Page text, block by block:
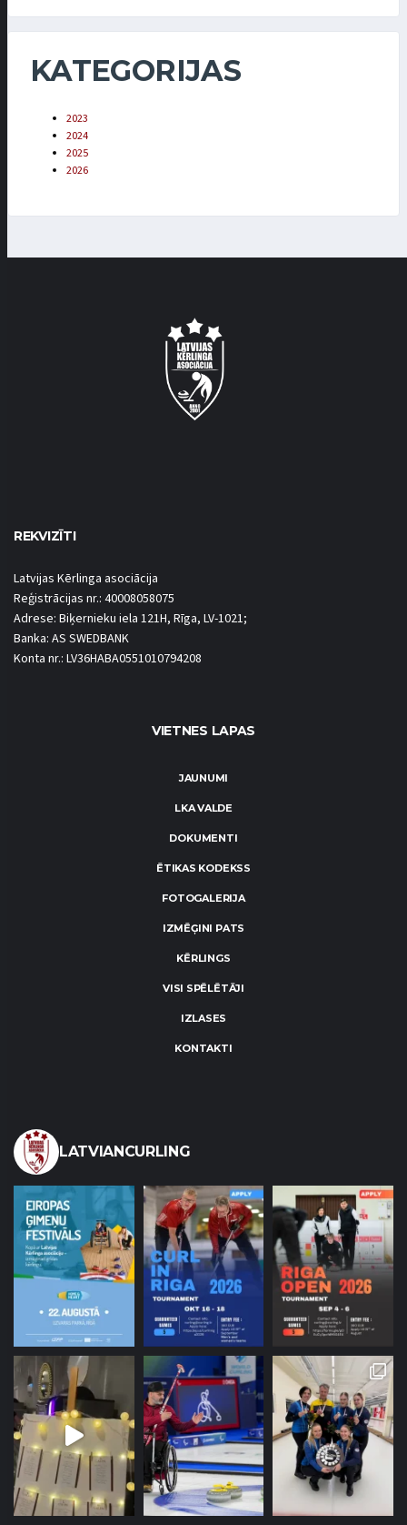
KATEGORIJAS
2023
2024
2025
2026
REKVIZĪTI
Latvijas Kērlinga asociācija
Reģistrācijas nr.: 40008058075
Adrese: Biķernieku iela 121H, Rīga, LV-1021;
Banka: AS SWEDBANK
Konta nr.: LV36HABA0551010794208
VIETNES LAPAS
JAUNUMI
LKA VALDE
DOKUMENTI
ĒTIKAS KODEKSS
FOTOGALERIJA
IZMĒĢINI PATS
KĒRLINGS
VISI SPĒLĒTĀJI
IZLASES
KONTAKTI
LATVIANCURLING